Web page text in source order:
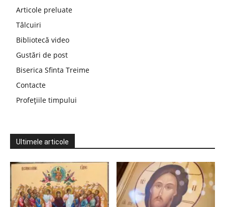
Articole preluate
Tâlcuiri
Bibliotecă video
Gustări de post
Biserica Sfinta Treime
Contacte
Profețiile timpului
Ultimele articole